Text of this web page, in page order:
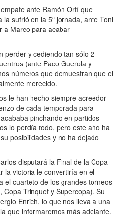
ante Ramón Ortí que
sufrió en la 5ª jornada, ante Toni
a Marco para acabar
perder y cediendo tan sólo 2
(ante Paco Guerola y
números que demuestran que el
merecido.
le han hecho siempre acreedor
de cada temporada para
pinchando en partidos
lo perdía todo, pero este año ha
posibilidades y no ha dejado
disputará la Final de la Copa
la victoria le convertiría en el
el cuarteto de los grandes torneos
Copa Trinquet y Supercopa). Su
Enrich, lo que nos lleva a una
que informaremos más adelante.